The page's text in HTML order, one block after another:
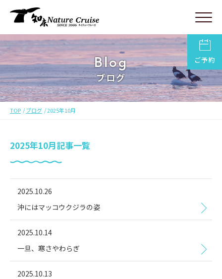
ご予約
Blog
ブログ
TOP ブログ 2025年10月
2025年10月記事一覧
2025.10.26
沖にはマッコウクジラの姿
2025.10.14
一旦、寒さやわらぎ
2025.10.13